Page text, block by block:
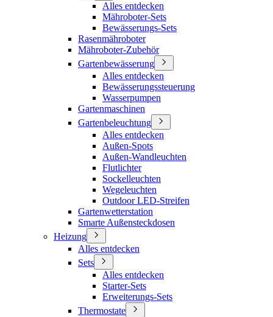
Alles entdecken
Mähroboter-Sets
Bewässerungs-Sets
Rasenmähroboter
Mähroboter-Zubehör
Gartenbewässerung
Alles entdecken
Bewässerungssteuerung
Wasserpumpen
Gartenmaschinen
Gartenbeleuchtung
Alles entdecken
Außen-Spots
Außen-Wandleuchten
Flutlichter
Sockelleuchten
Wegeleuchten
Outdoor LED-Streifen
Gartenwetterstation
Smarte Außensteckdosen
Heizung
Alles entdecken
Sets
Alles entdecken
Starter-Sets
Erweiterungs-Sets
Thermostate